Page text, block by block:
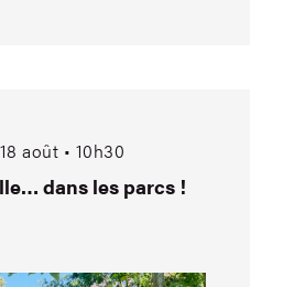
août • 10h30
dans les parcs !